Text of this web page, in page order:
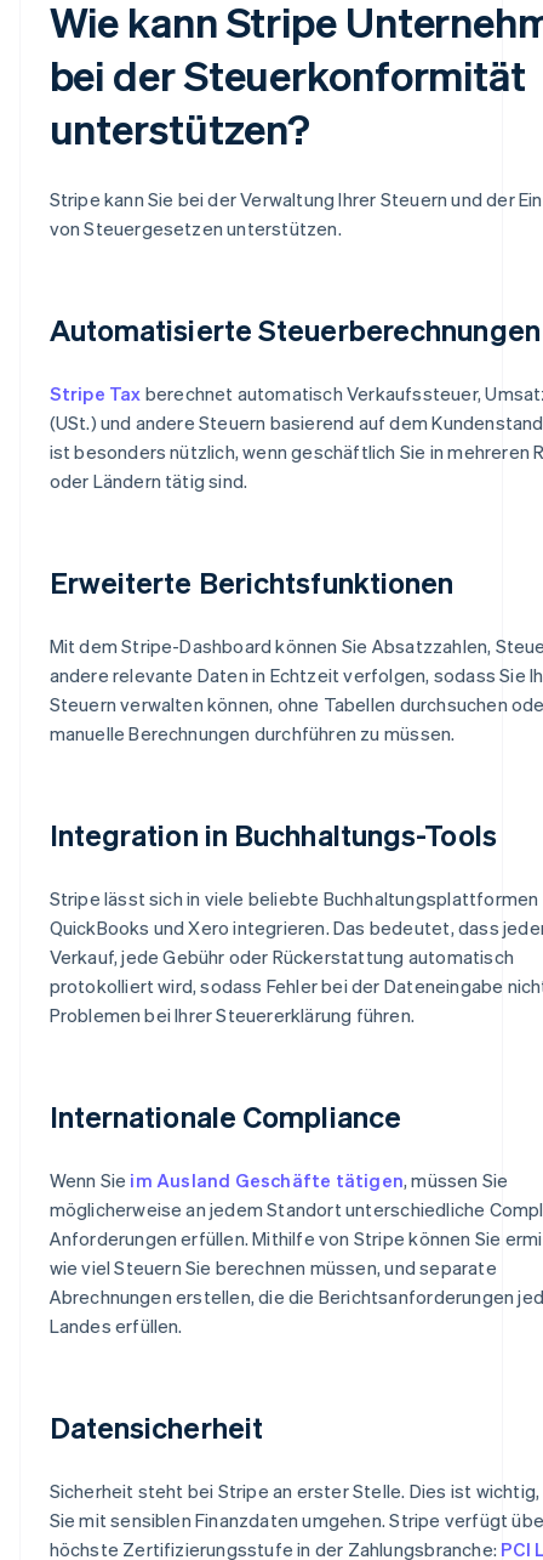
Wie kann Stripe
bei der Steuerkonformität
unterstützen?
Stripe kann Sie bei der Verwaltung Ihrer Steuern und der
von Steuergesetzen unterstützen.
Automatisierte Steuerberechnungen
Stripe Tax berechnet automatisch Verkaufssteuer,
(USt.) und andere Steuern basierend auf dem
ist besonders nützlich, wenn geschäftlich Sie in mehreren
oder Ländern tätig sind.
Erweiterte Berichtsfunktionen
Mit dem Stripe-Dashboard können Sie Absatzzahlen,
andere relevante Daten in Echtzeit verfolgen, sodass Sie
Steuern verwalten können, ohne Tabellen durchsuchen
manuelle Berechnungen durchführen zu müssen.
Integration in Buchhaltungs-Tools
Stripe lässt sich in viele beliebte Buchhaltungsplattformen
QuickBooks und Xero integrieren. Das bedeutet, dass
Verkauf, jede Gebühr oder Rückerstattung automatisch
protokolliert wird, sodass Fehler bei der Dateneingabe
Problemen bei Ihrer Steuererklärung führen.
Internationale Compliance
Wenn Sie im Ausland Geschäfte tätigen, müssen Sie
möglicherweise an jedem Standort unterschiedliche
Anforderungen erfüllen. Mithilfe von Stripe können Sie
wie viel Steuern Sie berechnen müssen, und separate
Abrechnungen erstellen, die die Berichtsanforderungen
Landes erfüllen.
Datensicherheit
Sicherheit steht bei Stripe an erster Stelle. Dies ist wichtig,
Sie mit sensiblen Finanzdaten umgehen. Stripe verfügt
höchste Zertifizierungsstufe in der Zahlungsbranche: PCI